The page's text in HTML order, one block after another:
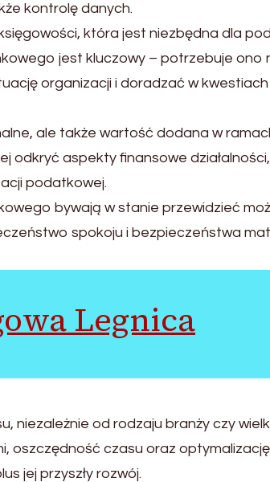
kontrolę danych.
która jest niezbędna dla
jest kluczowy – potrzebuje ono
organizacji i doradzać w
ale także wartość dodana w
odkryć aspekty finansowe
podatkowej.
bywają w stanie przewidzieć
spokoju i bezpieczeństwa
Legnica
niezależnie od rodzaju branży czy
oszczędność czasu oraz
jej przyszły rozwój.